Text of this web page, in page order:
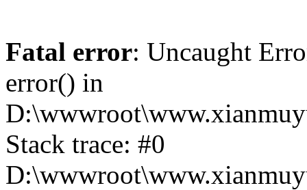
Fatal error: Uncaught
error() in
Stack trace: #0